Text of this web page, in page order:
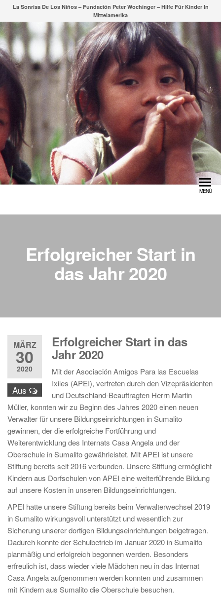
Zum
springen
La Sonrisa De Los Niños – Fundación Peter Wochinger – Hilfe Für Kinder In
Mittelamerika
MENÜ
Erfolgreicher Start in
das Jahr 2020
MÄRZ
30
2020
Aus
Erfolgreicher Start in das
Jahr 2020
Mit der Asociación Amigos Para las Escuelas
Ixiles (APEI), vertreten durch den Vizepräsidenten
und Deutschland-Beauftragten Herrn Martin
Müller, konnten wir zu Beginn des Jahres 2020 einen neuen
Verwalter für unsere Bildungseinrichtungen in Sumalito
gewinnen, der die erfolgreiche Fortführung und
Weiterentwicklung des Internats Casa Angela und der
Oberschule in Sumalito gewährleistet. Mit APEI ist unsere
Stiftung bereits seit 2016 verbunden. Unsere Stiftung ermöglicht
Kindern aus Dorfschulen von APEI eine weiterführende Bildung
auf unsere Kosten in unseren Bildungseinrichtungen.
APEI hatte unsere Stiftung bereits beim Verwalterwechsel 2019
in Sumalito wirkungsvoll unterstützt und wesentlich zur
Sicherung unserer dortigen Bildungseinrichtungen beigetragen.
Dadurch konnte der Schulbetrieb im Januar 2020 in Sumalito
planmäßig und erfolgreich begonnen werden. Besonders
erfreulich ist, dass wieder viele Mädchen neu in das Internat
Casa Angela aufgenommen werden konnten und zusammen
mit Kindern aus Sumalito die Oberschule besuchen.